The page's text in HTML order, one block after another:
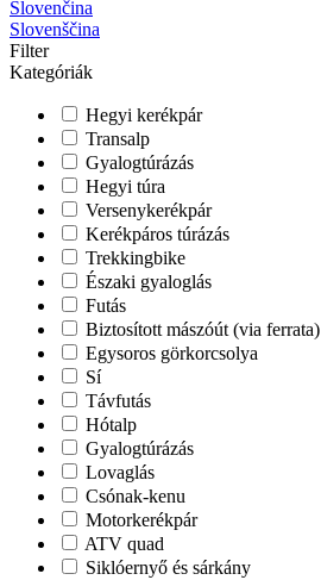
Slovenčina
Slovenščina
Filter
Kategóriák
Hegyi kerékpár
Transalp
Gyalogtúrázás
Hegyi túra
Versenykerékpár
Kerékpáros túrázás
Trekkingbike
Északi gyaloglás
Futás
Biztosított mászóút (via ferrata)
Egysoros görkorcsolya
Sí
Távfutás
Hótalp
Gyalogtúrázás
Lovaglás
Csónak-kenu
Motorkerékpár
ATV quad
Siklóernyő és sárkány